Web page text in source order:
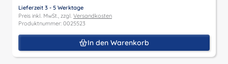
Lieferzeit 3 - 5 Werktage
Preis inkl. MwSt., zzgl. Versandkosten
Produktnummer: 0025523
In den Warenkorb